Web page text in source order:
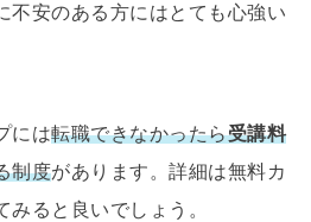
不安のある方にはとても心強い
には転職できなかったら受講料
制度があります。詳細は無料カ
みると良いでしょう。